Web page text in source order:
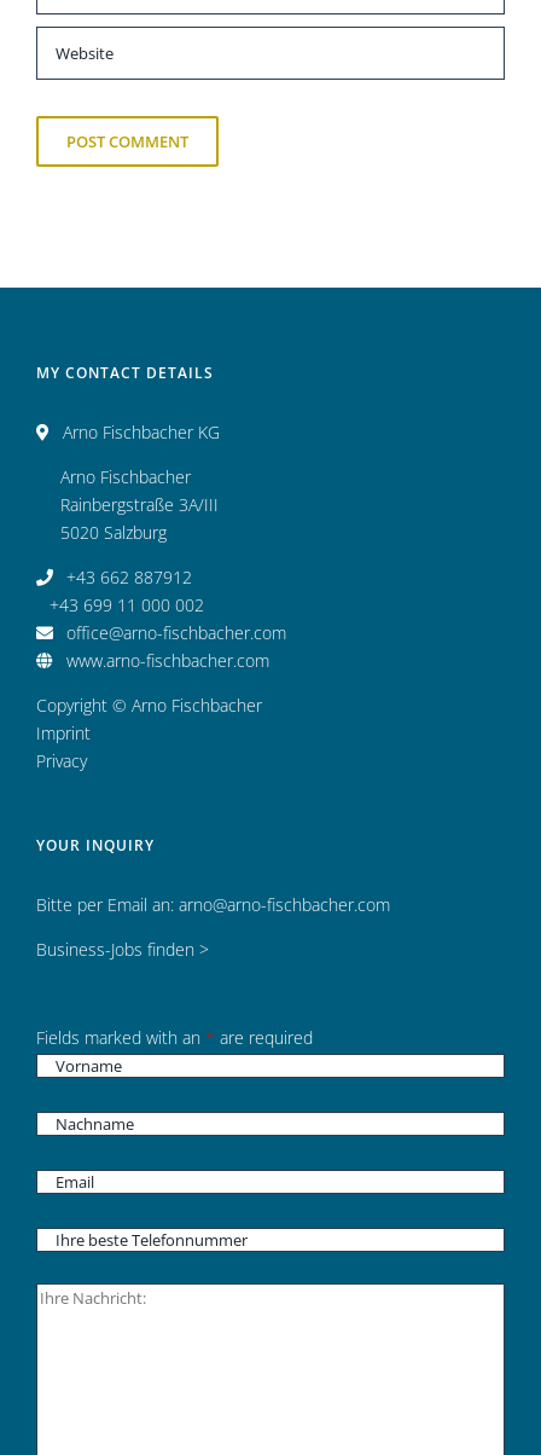
MY CONTACT DETAILS
Arno Fischbacher KG
Arno Fischbacher
Rainbergstraße 3A/III
5020 Salzburg
+43 662 887912
+43 699 11 000 002
office@arno-fischbacher.com
www.arno-fischbacher.com
Copyright © Arno Fischbacher
Imprint
Privacy
YOUR INQUIRY
Bitte per Email an: arno@arno-fischbacher.com
Business-Jobs finden >
Fields marked with an * are required